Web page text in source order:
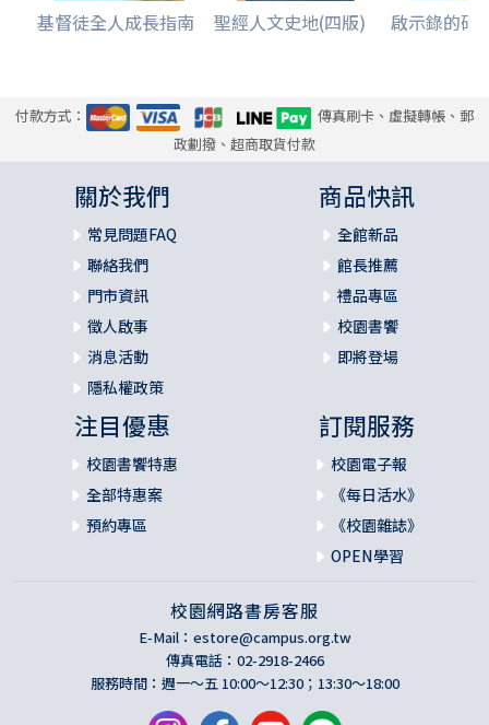
基督徒全人成長指南 聖經人文史地(四版) 啟示錄的研
付款方式：
傳真刷卡、虛擬轉帳、郵
政劃撥、超商取貨付款
關於我們
常見問題FAQ
聯絡我們
門市資訊
徵人啟事
消息活動
隱私權政策
商品快訊
全館新品
館長推薦
禮品專區
校園書饗
即將登場
注目優惠
校園書饗特惠
全部特惠案
預約專區
訂閱服務
校園電子報
《每日活水》
《校園雜誌》
OPEN學習
校園網路書房客服
E-Mail： estore@campus.org.tw
傳真電話：02-2918-2466
服務時間：週一～五 10:00～12:30；13:30～18:00